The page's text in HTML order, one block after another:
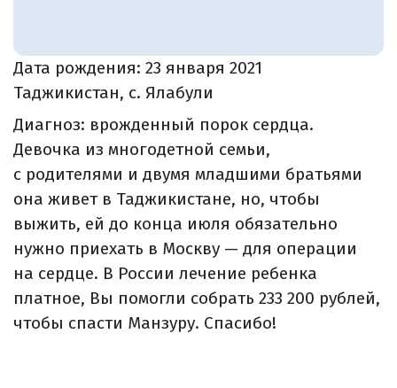
Дата рождения: 23 января 2021
Таджикистан, с. Ялабули
Диагноз: врожденный порок сердца.
Девочка из многодетной семьи,
с родителями и двумя младшими братьями
она живет в Таджикистане, но, чтобы
выжить, ей до конца июля обязательно
нужно приехать в Москву — для операции
на сердце. В России лечение ребенка
платное, Вы помогли собрать 233 200 рублей,
чтобы спасти Манзуру. Спасибо!